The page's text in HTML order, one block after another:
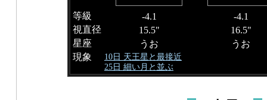
等級 -4.1
-4.1
視直径
15.5"
16.5"
星座
うお
うお
現象
10日 天王星と最接近
25日 細い月と並ぶ